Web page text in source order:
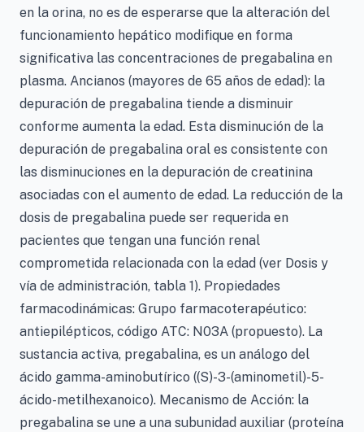
en la orina, no es de esperarse que la alteración del
funcionamiento hepático modifique en forma
significativa las concentraciones de pregabalina en
plasma. Ancianos (mayores de 65 años de edad): la
depuración de pregabalina tiende a disminuir
conforme aumenta la edad. Esta disminución de la
depuración de pregabalina oral es consistente con
las disminuciones en la depuración de creatinina
asociadas con el aumento de edad. La reducción de la
dosis de pregabalina puede ser requerida en
pacientes que tengan una función renal
comprometida relacionada con la edad (ver Dosis y
vía de administración, tabla 1). Propiedades
farmacodinámicas: Grupo farmacoterapéutico:
antiepilépticos, código ATC: N03A (propuesto). La
sustancia activa, pregabalina, es un análogo del
ácido gamma-aminobutírico ((S)-3-(aminometil)-5-
ácido-metilhexanoico). Mecanismo de Acción: la
pregabalina se une a una subunidad auxiliar (proteína